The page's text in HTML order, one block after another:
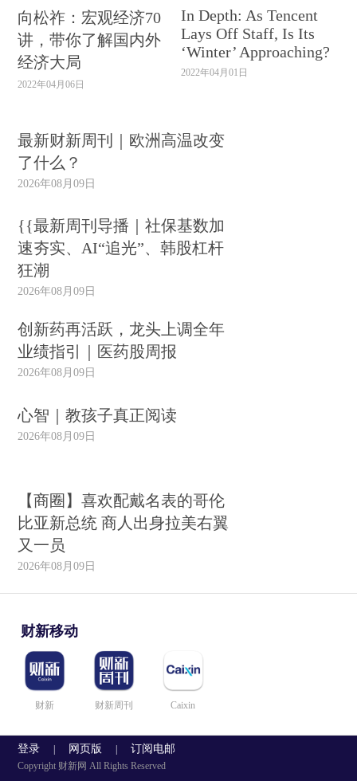
向松祚：宏观经济70
讲，带你了解国内外
经济大局
2022年04月06日
In Depth: As Tencent
Lays Off Staff, Is Its
‘Winter’ Approaching?
2022年04月01日
最新财新周刊｜欧洲高温改变
了什么？
2026年08月09日
{{最新周刊导播｜社保基数加
速夯实、AI“追光”、韩股杠杆
狂潮
2026年08月09日
创新药再活跃，龙头上调全年
业绩指引｜医药股周报
2026年08月09日
心智｜教孩子真正阅读
2026年08月09日
【商圈】喜欢配戴名表的哥伦
比亚新总统 商人出身拉美右翼
又一员
2026年08月09日
财新移动
财新 财新周刊 Caixin
登录 网页版 订阅电邮
Copyright 财新网 All Rights Reserved